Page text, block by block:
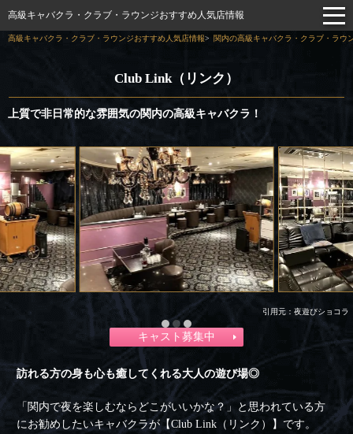
高級キャバクラ・クラブ・ラウンジおすすめ人気店情報
高級キャバクラ・クラブ・ラウンジおすすめ人気店情報 関内の高級キャバクラ・クラブ・ラウ
Club Link（リンク）
上質で非日常的な雰囲気の関内の高級キャバクラ！
引用元：夜遊びショコラ
キャスト募集中
訪れる方の身も心も癒してくれる大人の遊び場◎
「関内で夜を楽しむならどこがいいかな？」と思われている方
にお勧めしたいキャバクラが【Club Link（リンク）】です。